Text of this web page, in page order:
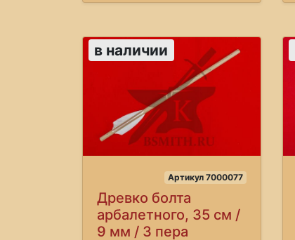
в наличии
Артикул 7000077
Древко болта
арбалетного, 35 см /
9 мм / 3 пера